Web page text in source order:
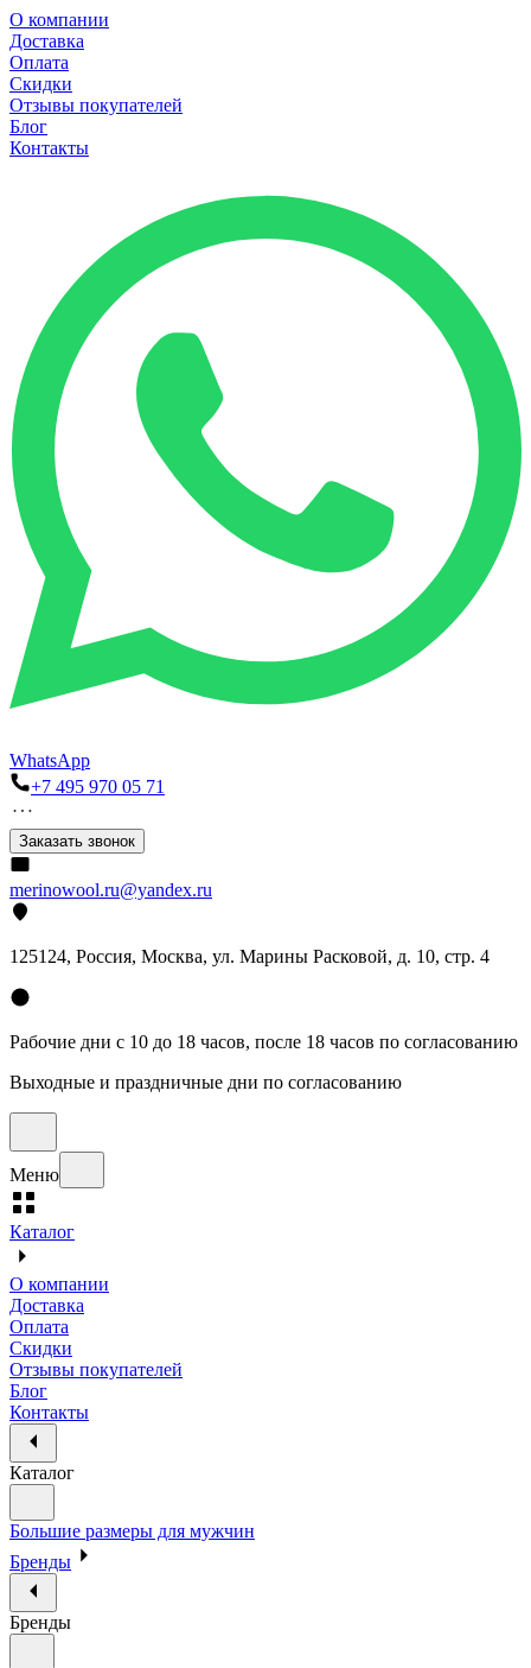
О компании
Доставка
Оплата
Скидки
Отзывы покупателей
Блог
Контакты
WhatsApp
+7 495 970 05 71
Заказать звонок
merinowool.ru@yandex.ru
125124, Россия, Москва, ул. Марины Расковой, д. 10, стр. 4
Рабочие дни с 10 до 18 часов, после 18 часов по согласованию
Выходные и праздничные дни по согласованию
Меню
Каталог
О компании
Доставка
Оплата
Скидки
Отзывы покупателей
Блог
Контакты
Каталог
Большие размеры для мужчин
Бренды
Бренды